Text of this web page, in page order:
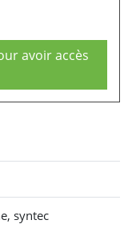
avoir accès
syntec